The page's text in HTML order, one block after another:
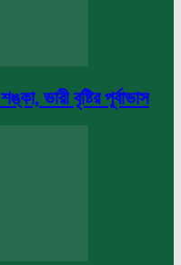
ভারী বৃষ্টির পূর্বাভাস